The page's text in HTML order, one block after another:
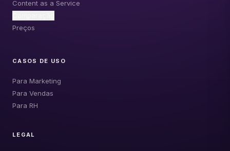
Content as a Service
Preços
CASOS DE USO
Para Marketing
Para Vendas
Para RH
LEGAL